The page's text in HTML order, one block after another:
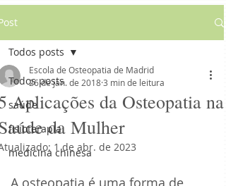
Todos posts
saúde
fisioterapia
medicina chinesa
Todos posts
Aplicações da Osteopatia na
da Mulher
Escola de Osteopatia de Madrid
26 de jan. de 20183 min de leitura
1 de abr. de 2023
A osteopatia é uma forma de